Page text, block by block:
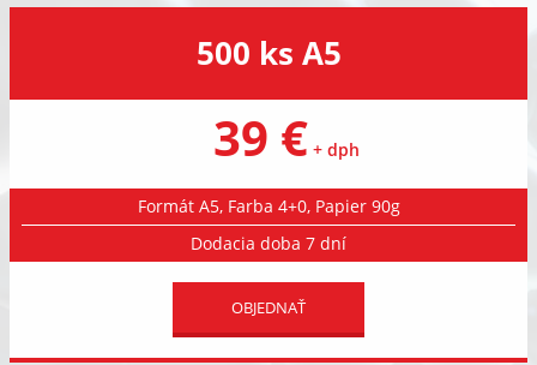
500 ks A5
39 € + dph
Formát A5, Farba 4+0, Papier 90g
Dodacia doba 7 dní
OBJEDNAŤ